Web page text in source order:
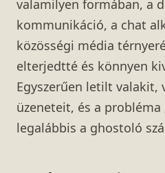
valamilyen formában, a
kommunikáció, a chat
közösségi média
elterjedtté és könnyen
Egyszerűen letilt valakit,
üzeneteit, és a probléma
legalábbis a ghostoló